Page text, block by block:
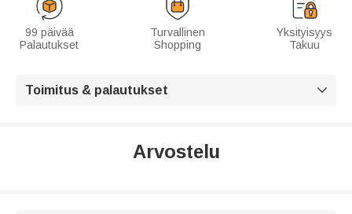
99 päivää
Palautukset
Turvallinen
Shopping
Yksityisyys
Takuu
Toimitus & palautukset 
Arvostelu